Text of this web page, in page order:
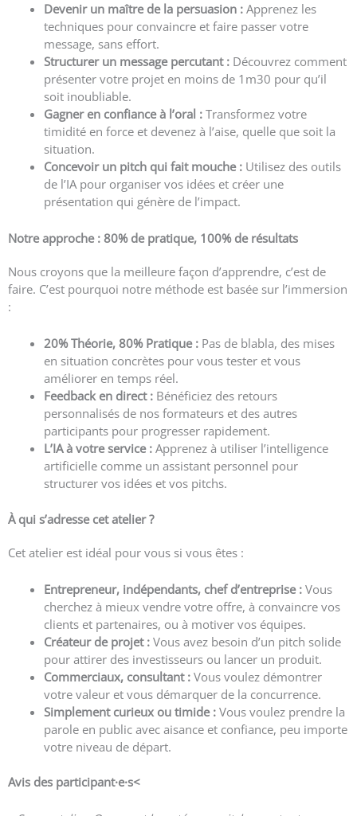
Devenir un maître de la persuasion : Apprenez les
techniques pour convaincre et faire passer votre
message, sans effort.
Structurer un message percutant : Découvrez comment
présenter votre projet en moins de 1m30 pour qu’il
soit inoubliable.
Gagner en confiance à l’oral : Transformez votre
timidité en force et devenez à l’aise, quelle que soit la
situation.
Concevoir un pitch qui fait mouche : Utilisez des outils
de l’IA pour organiser vos idées et créer une
présentation qui génère de l’impact.
Notre approche : 80% de pratique, 100% de résultats
Nous croyons que la meilleure façon d’apprendre, c’est de
faire. C’est pourquoi notre méthode est basée sur l’immersion
:
20% Théorie, 80% Pratique : Pas de blabla, des mises
en situation concrètes pour vous tester et vous
améliorer en temps réel.
Feedback en direct : Bénéficiez des retours
personnalisés de nos formateurs et des autres
participants pour progresser rapidement.
L’IA à votre service : Apprenez à utiliser l’intelligence
artificielle comme un assistant personnel pour
structurer vos idées et vos pitchs.
À qui s’adresse cet atelier ?
Cet atelier est idéal pour vous si vous êtes :
Entrepreneur, indépendants, chef d’entreprise : Vous
cherchez à mieux vendre votre offre, à convaincre vos
clients et partenaires, ou à motiver vos équipes.
Créateur de projet : Vous avez besoin d’un pitch solide
pour attirer des investisseurs ou lancer un produit.
Commerciaux, consultant : Vous voulez démontrer
votre valeur et vous démarquer de la concurrence.
Simplement curieux ou timide : Vous voulez prendre la
parole en public avec aisance et confiance, peu importe
votre niveau de départ.
Avis des participant·e·s<